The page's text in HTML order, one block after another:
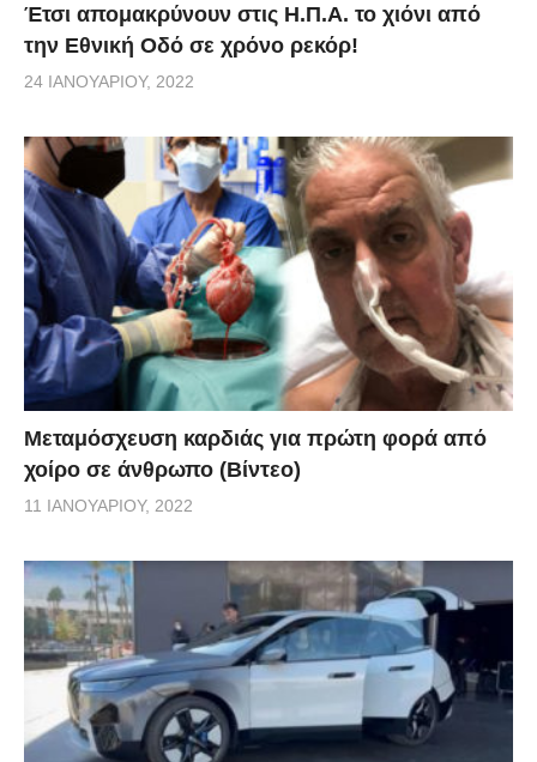
Έτσι απομακρύνουν στις Η.Π.Α. το χιόνι από
την Εθνική Οδό σε χρόνο ρεκόρ!
24 ΙΑΝΟΥΑΡΊΟΥ, 2022
Μεταμόσχευση καρδιάς για πρώτη φορά από
χοίρο σε άνθρωπο (Βίντεο)
11 ΙΑΝΟΥΑΡΊΟΥ, 2022